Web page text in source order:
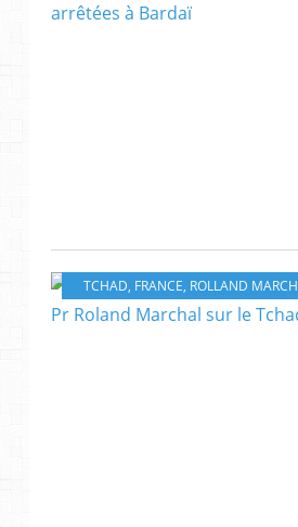
TCHAD, FRANCE, ROLLAND MARCHALL